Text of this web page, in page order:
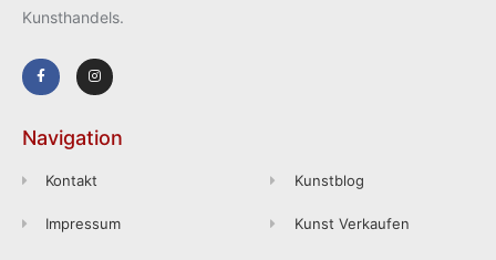
Kunsthandels.
Navigation
Kontakt
Impressum
Kunstblog
Kunst Verkaufen